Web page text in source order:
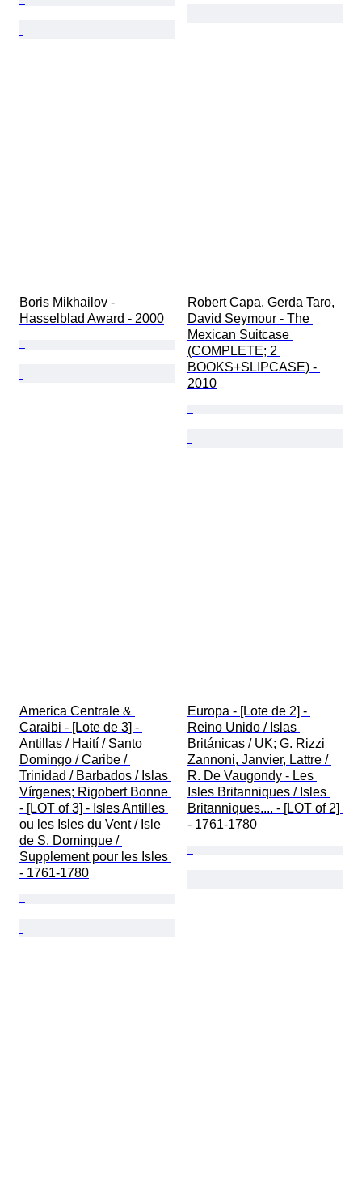
Boris Mikhailov -
Hasselblad Award - 2000
Robert Capa, Gerda Taro,
David Seymour - The
Mexican Suitcase
(COMPLETE; 2
BOOKS+SLIPCASE) -
2010
America Centrale &
Caraibi - [Lote de 3] -
Antillas / Haití / Santo
Domingo / Caribe /
Trinidad / Barbados / Islas
Vírgenes; Rigobert Bonne
- [LOT of 3] - Isles Antilles
ou les Isles du Vent / Isle
de S. Domingue /
Supplement pour les Isles
- 1761-1780
Europa - [Lote de 2] -
Reino Unido / Islas
Británicas / UK; G. Rizzi
Zannoni, Janvier, Lattre /
R. De Vaugondy - Les
Isles Britanniques / Isles
Britanniques.... - [LOT of 2]
- 1761-1780